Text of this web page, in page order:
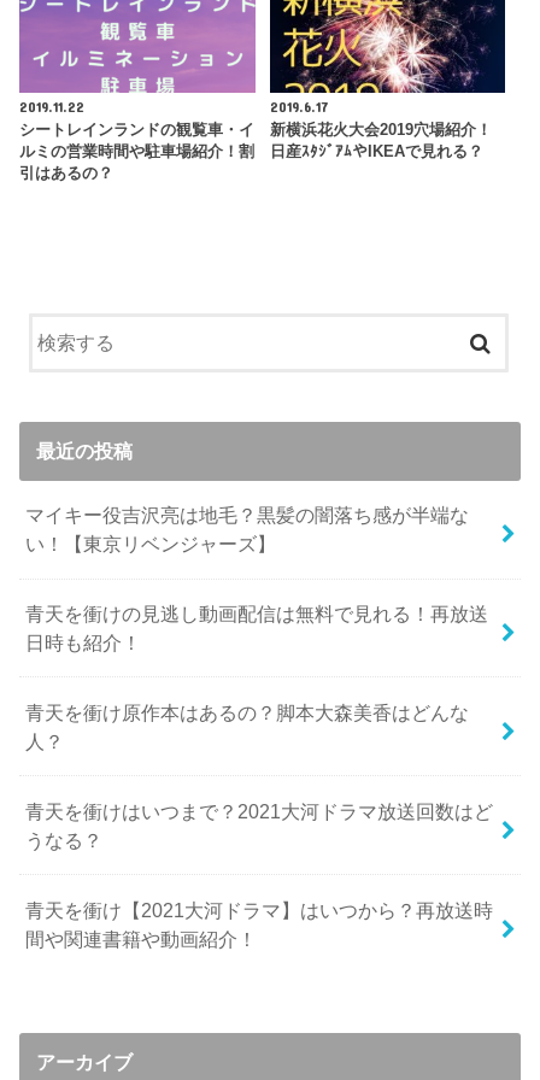
2019.11.22
シートレインランドの観覧車・イ
ルミの営業時間や駐車場紹介！割
引はあるの？
2019.6.17
新横浜花火大会2019穴場紹介！
日産ｽﾀｼﾞｱﾑやIKEAで見れる？
最近の投稿
マイキー役吉沢亮は地毛？黒髪の闇落ち感が半端な
い！【東京リベンジャーズ】
青天を衝けの見逃し動画配信は無料で見れる！再放送
日時も紹介！
青天を衝け原作本はあるの？脚本大森美香はどんな
人？
青天を衝けはいつまで？2021大河ドラマ放送回数はど
うなる？
青天を衝け【2021大河ドラマ】はいつから？再放送時
間や関連書籍や動画紹介！
アーカイブ